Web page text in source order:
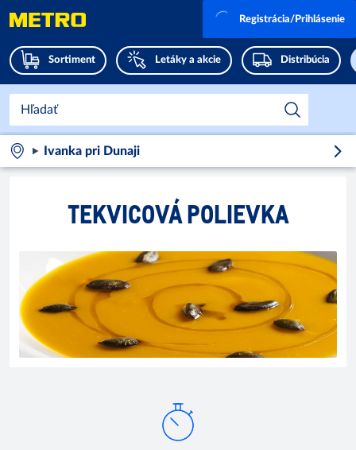
Sortiment Letáky a akcie Distribúcia
Registrácia/Prihlásenie
Ivanka pri Dunaji
TEKVICOVÁ POLIEVKA